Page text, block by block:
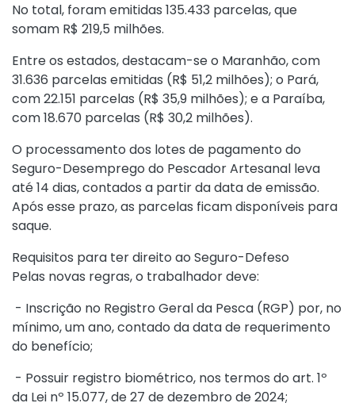
No total, foram emitidas 135.433 parcelas, que
somam R$ 219,5 milhões.
Entre os estados, destacam-se o Maranhão, com
31.636 parcelas emitidas (R$ 51,2 milhões); o Pará,
com 22.151 parcelas (R$ 35,9 milhões); e a Paraíba,
com 18.670 parcelas (R$ 30,2 milhões).
O processamento dos lotes de pagamento do
Seguro-Desemprego do Pescador Artesanal leva
até 14 dias, contados a partir da data de emissão.
Após esse prazo, as parcelas ficam disponíveis para
saque.
Requisitos para ter direito ao Seguro-Defeso
Pelas novas regras, o trabalhador deve:
- Inscrição no Registro Geral da Pesca (RGP) por, no
mínimo, um ano, contado da data de requerimento
do benefício;
- Possuir registro biométrico, nos termos do art. 1º
da Lei nº 15.077, de 27 de dezembro de 2024;